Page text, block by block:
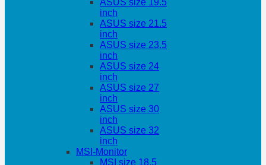
ASUS size 19.5
inch
ASUS size 21.5
inch
ASUS size 23.5
inch
ASUS size 24
inch
ASUS size 27
inch
ASUS size 30
inch
ASUS size 32
inch
MSI-Monitor
MSI size 18.5